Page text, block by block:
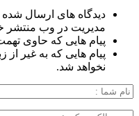
دیدگاه های ارسال
مدیریت در وب منتشر
پیام هایی که حاوی
پیام هایی که به غیر
نخواهد شد.